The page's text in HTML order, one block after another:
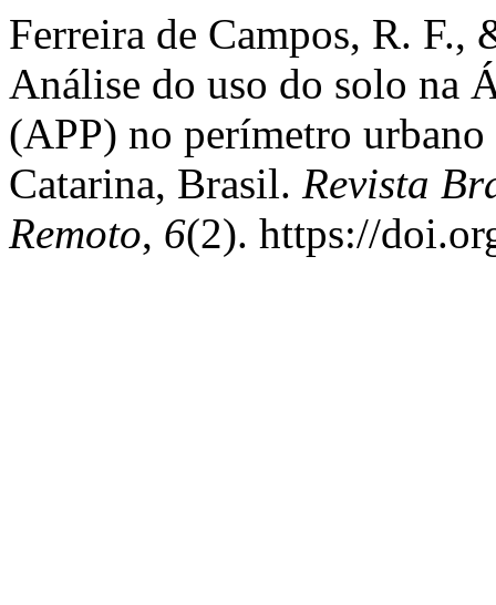
Ferreira de Campos, R.
Análise do uso do solo na
(APP) no perímetro
Catarina, Brasil. Revista
Remoto, 6(2). https://